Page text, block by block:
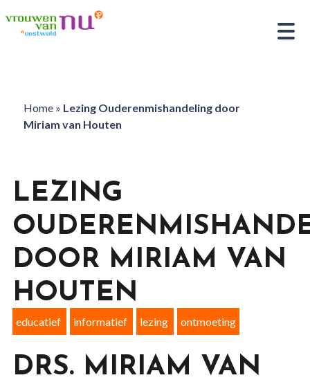
Home» Lezing Ouderenmishandeling door
Miriam van Houten
LEZING
DOOR MIRIAM VAN
HOUTEN
educatief informatief lezing ontmoeting
DRS. MIRIAM VAN